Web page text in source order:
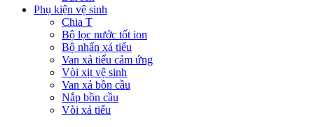
Phụ kiện vệ sinh
Chia T
Bộ lọc nước tốt ion
Bộ nhấn xả tiểu
Van xả tiểu cảm ứng
Vòi xịt vệ sinh
Van xả bồn cầu
Nắp bồn cầu
Vòi xả tiểu